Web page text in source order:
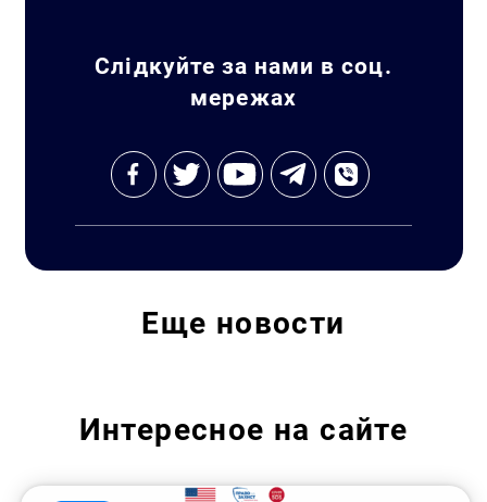
Слідкуйте за нами в соц.
мережах
Еще новости
Интересное на сайте